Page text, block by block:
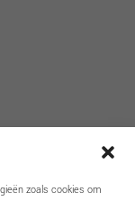
zoals cookies om